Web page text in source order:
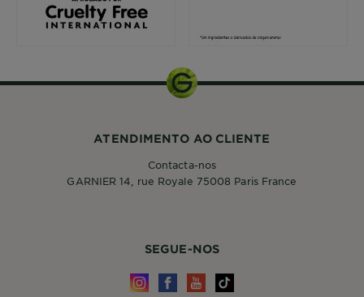
SEGUE-NOS
ATENDIMENTO AO CLIENTE
Contacta-nos
GARNIER 14, rue Royale 75008 Paris France